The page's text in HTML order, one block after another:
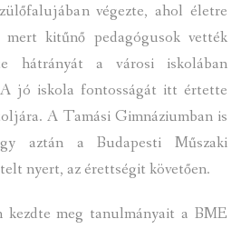
VAGYONNYILATKOZATOK – 2026.
– 2026. ÉV
végezte, ahol életre
kitűnő pedagógusok vették
hátrányát a városi iskolában
A jó iskola fontosságát itt értette
A Tamási Gimnáziumban is
aztán a Budapesti Műszaki
nyert, az érettségit követően.
kezdte meg tanulmányait a BME